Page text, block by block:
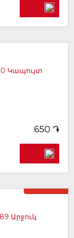
Կապույտ
650 ֏
Արջուկ